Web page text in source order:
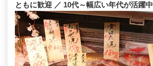
ともに歓迎 ／ 10代～幅広い年代が活躍中